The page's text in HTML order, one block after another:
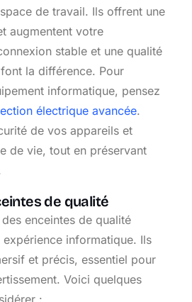
de travail. Ils offrent une
augmentent votre
stable et une qualité
la différence. Pour
informatique, pensez
électrique avancée.
de vos appareils et
de vie, tout en préservant
de qualité
enceintes de qualité
informatique. Ils
et précis, essentiel pour
Voici quelques